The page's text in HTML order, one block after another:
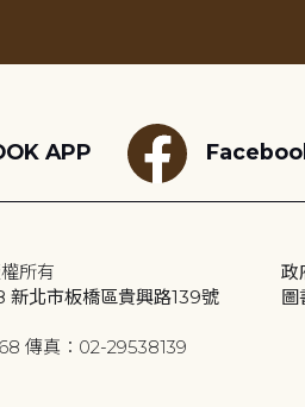
APP
所有
新北市板橋區貴興路139號
傳真：02-29538139
政